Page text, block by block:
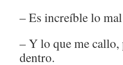
– Es increíble lo
– Y lo que me callo,
dentro.